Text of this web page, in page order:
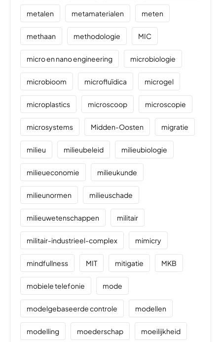
metalen metamaterialen meten
methaan methodologie MIC
micro en nano engineering microbiologie
microbioom microfluïdica microgel
microplastics microscoop microscopie
microsystems Midden-Oosten migratie
milieu milieubeleid milieubiologie
milieueconomie milieukunde
milieunormen milieuschade
milieuwetenschappen militair
militair-industrieel-complex mimicry
mindfullness MIT mitigatie MKB
mobiele telefonie mode
modelgebaseerde controle modellen
modelling moederschap moeilijkheid